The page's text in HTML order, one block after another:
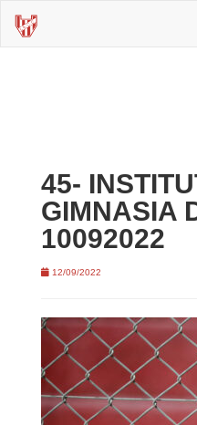
45-
GIMNASIA
10092022
12/09/2022